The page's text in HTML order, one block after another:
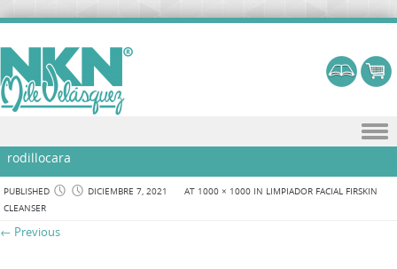
Skip to content
rodillocara
PUBLISHED DICIEMBRE 7, 2021 AT 1000 × 1000 IN LIMPIADOR FACIAL FIRSKIN
CLEANSER
← Previous